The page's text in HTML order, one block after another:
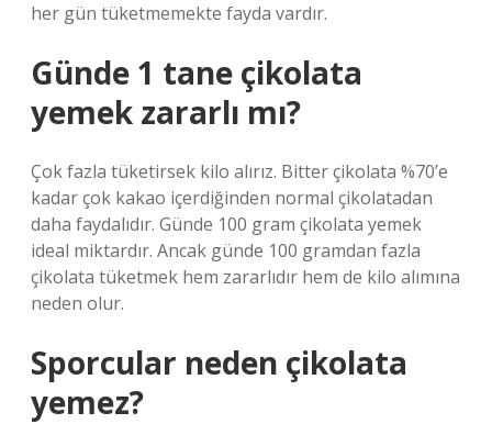
her gün tüketmemekte fayda vardır.
Günde 1 tane çikolata
yemek zararlı mı?
Çok fazla tüketirsek kilo alırız. Bitter çikolata %70’e
kadar çok kakao içerdiğinden normal çikolatadan
daha faydalıdır. Günde 100 gram çikolata yemek
ideal miktardır. Ancak günde 100 gramdan fazla
çikolata tüketmek hem zararlıdır hem de kilo alımına
neden olur.
Sporcular neden çikolata
yemez?